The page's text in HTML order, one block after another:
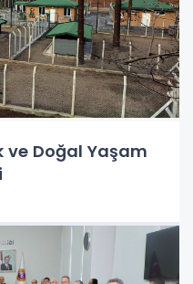
ve Doğal Yaşam